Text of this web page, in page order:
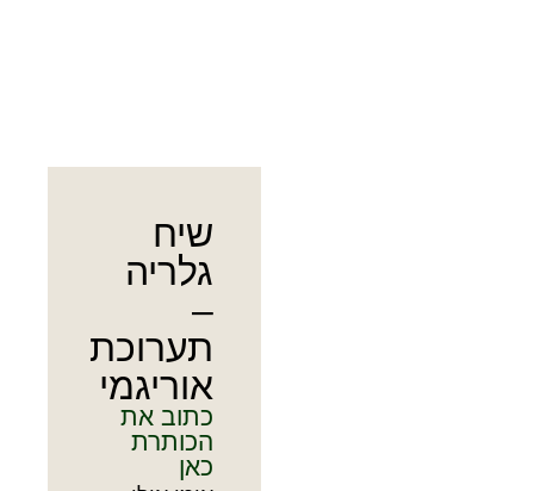
שיח
גלריה
–
תערוכת
אוריגמי
כתוב את
הכותרת
כאן